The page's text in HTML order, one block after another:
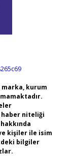
kurum
haber niteliği
kişiler ile isim
bilgiler